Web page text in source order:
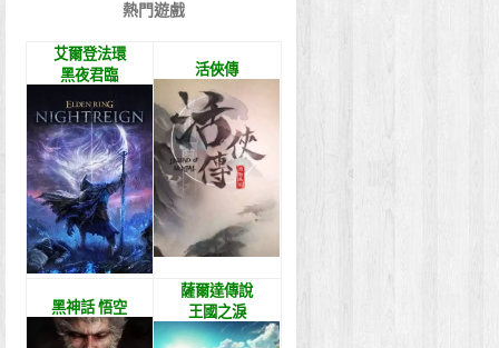
熱門遊戲
艾爾登法環
黑夜君臨
活俠傳
黑神話 悟空
薩爾達傳說
王國之淚